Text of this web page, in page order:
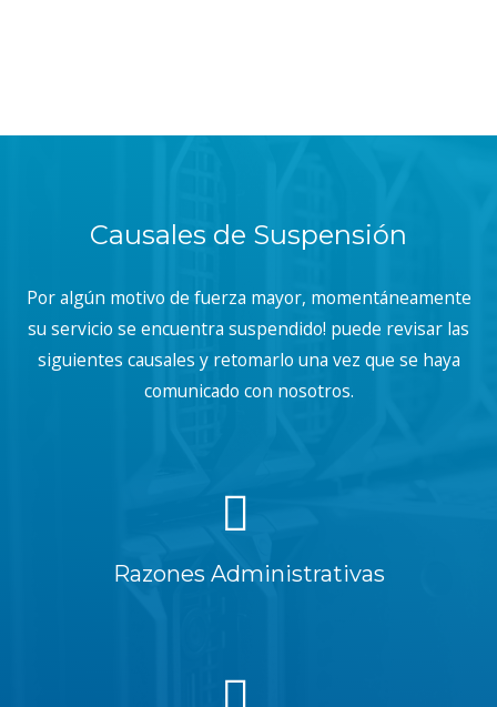
Causales de Suspensión
Por algún motivo de fuerza mayor, momentáneamente
su servicio se encuentra suspendido! puede revisar las
siguientes causales y retomarlo una vez que se haya
comunicado con nosotros.
Razones Administrativas